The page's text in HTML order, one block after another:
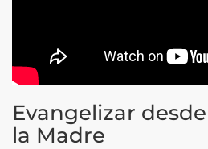
Evangelizar
la Madre